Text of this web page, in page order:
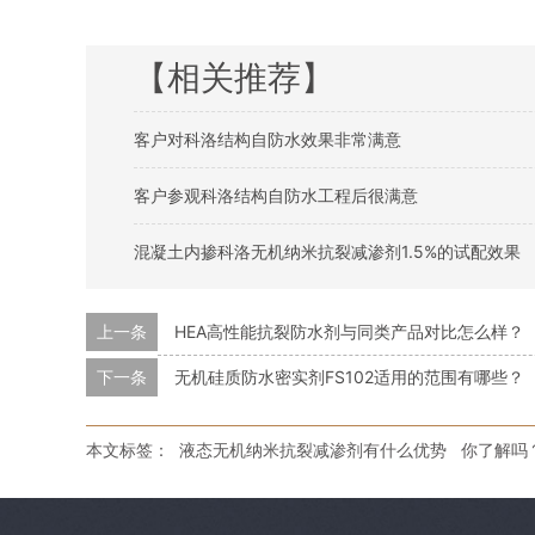
【相关推荐】
客户对科洛结构自防水效果非常满意
客户参观科洛结构自防水工程后很满意
混凝土内掺科洛无机纳米抗裂减渗剂1.5%的试配效果
上一条 HEA高性能抗裂防水剂与同类产品对比怎么样？
下一条 无机硅质防水密实剂FS102适用的范围有哪些？
本文标签： 液态无机纳米抗裂减渗剂有什么优势 你了解吗